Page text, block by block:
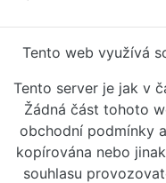
Tento web využívá
Tento server je jak v
Žádná část tohoto
obchodní podmínky
kopírována nebo
souhlasu